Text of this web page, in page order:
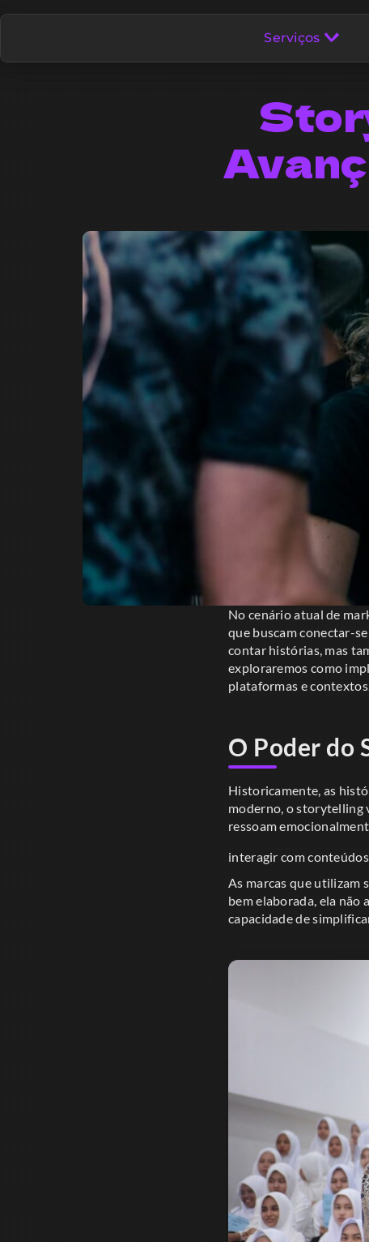
Serviços
No cenário atual de
que buscam conectar-
contar histórias, mas
exploraremos como
plataformas e
O Poder do
Historicamente, as
moderno, o storytelling
ressoam
interagir com
As marcas que utilizam
bem elaborada, ela não
capacidade de